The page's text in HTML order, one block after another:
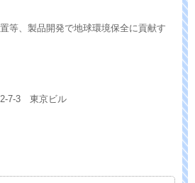
等、製品開発で地球環境保全に貢献す
2-7-3 東京ビル